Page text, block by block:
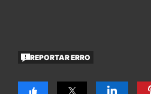
REPORTAR ERRO